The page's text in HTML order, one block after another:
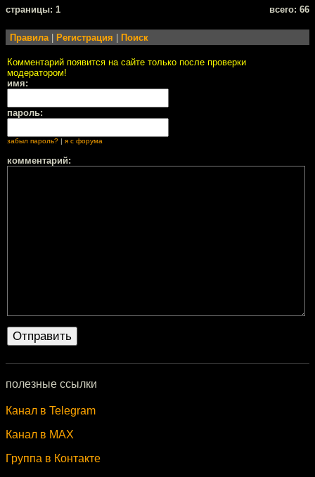
cтраницы: 1 всего: 66
Правила Регистрация Поиск
Комментарий появится на сайте только после проверки
модератором!
имя:
пароль:
забыл пароль? | я с форума
комментарий:
полезные ссылки
Канал в Telegram
Канал в MAX
Группа в Контакте